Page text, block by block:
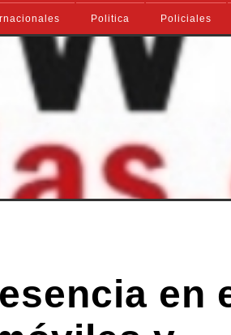
Politica Policiales
en